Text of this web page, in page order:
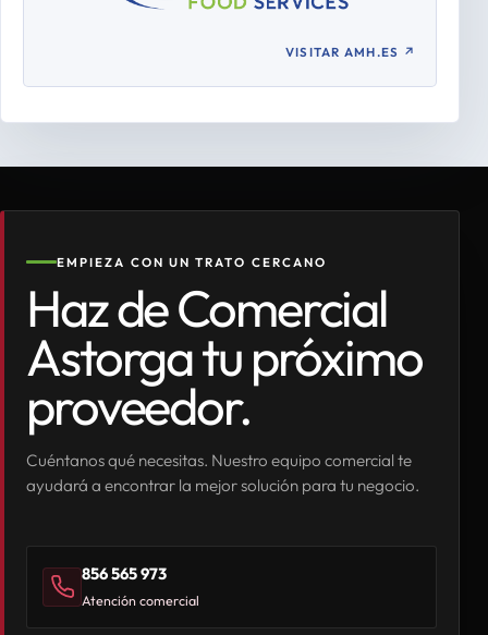
VISITAR AMH.ES ↗
EMPIEZA CON UN TRATO CERCANO
Haz de Comercial
Astorga tu próximo
proveedor.
Cuéntanos qué necesitas. Nuestro equipo comercial te
ayudará a encontrar la mejor solución para tu negocio.
856 565 973
Atención comercial